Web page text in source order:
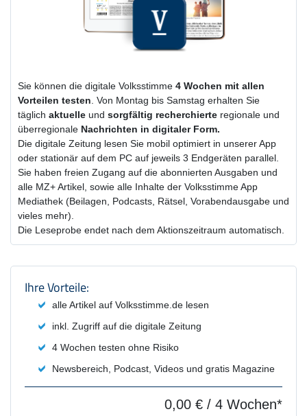
Sie können die digitale Volksstimme 4 Wochen mit allen
Vorteilen testen . Von Montag bis Samstag erhalten Sie
täglich aktuelle und sorgfältig recherchierte regionale und
überregionale Nachrichten in digitaler Form.
Die digitale Zeitung lesen Sie mobil optimiert in unserer App
oder stationär auf dem PC auf jeweils 3 Endgeräten parallel.
Sie haben freien Zugang auf die abonnierten Ausgaben und
alle MZ+ Artikel, sowie alle Inhalte der Volksstimme App
Mediathek (Beilagen, Podcasts, Rätsel, Vorabendausgabe und
vieles mehr).
Die Leseprobe endet nach dem Aktionszeitraum automatisch.
Produktzusammenfassung und
Ihre Vorteile:
alle Artikel auf Volksstimme.de lesen
inkl. Zugriff auf die digitale Zeitung
4 Wochen testen ohne Risiko
Newsbereich, Podcast, Videos und gratis Magazine
0,00 € / 4 Wochen*